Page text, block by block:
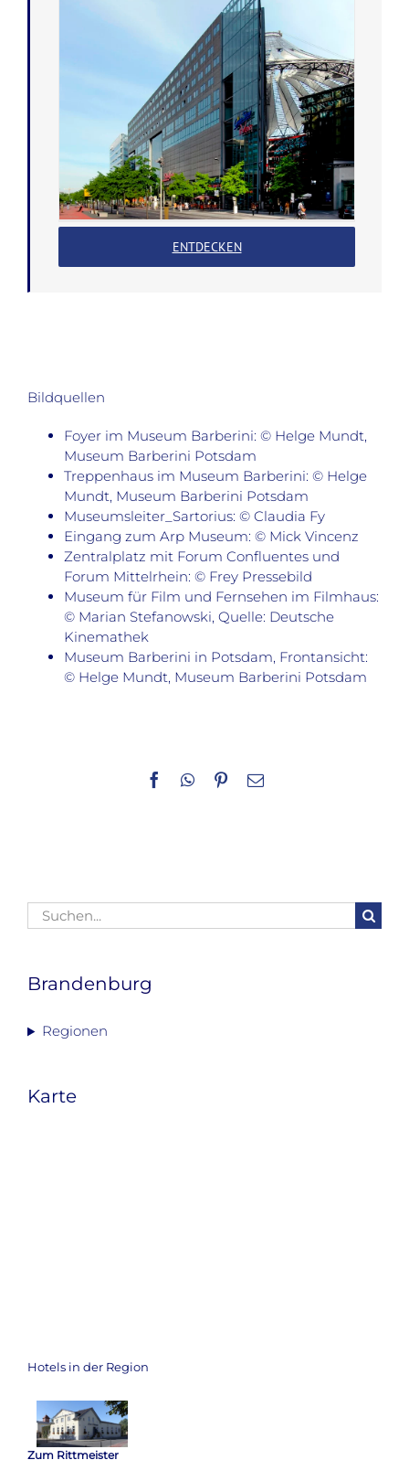
ENTDECKEN
Bildquellen
Foyer im Museum Barberini: © Helge Mundt,
Museum Barberini Potsdam
Treppenhaus im Museum Barberini: © Helge
Mundt, Museum Barberini Potsdam
Museumsleiter_Sartorius: © Claudia Fy
Eingang zum Arp Museum: © Mick Vincenz
Zentralplatz mit Forum Confluentes und
Forum Mittelrhein: © Frey Pressebild
Museum für Film und Fernsehen im Filmhaus:
© Marian Stefanowski, Quelle: Deutsche
Kinemathek
Museum Barberini in Potsdam, Frontansicht:
© Helge Mundt, Museum Barberini Potsdam
Facebook
WhatsApp
Pinterest
E-
Suche
nach:
Brandenburg
Regionen
Karte
Hotels in der Region
Zum Rittmeister